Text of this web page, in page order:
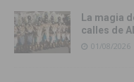
La magia
calles de
01/08/2026